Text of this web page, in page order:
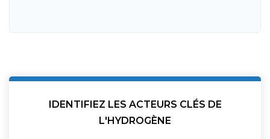
IDENTIFIEZ LES ACTEURS CLÉS DE
L'HYDROGÈNE